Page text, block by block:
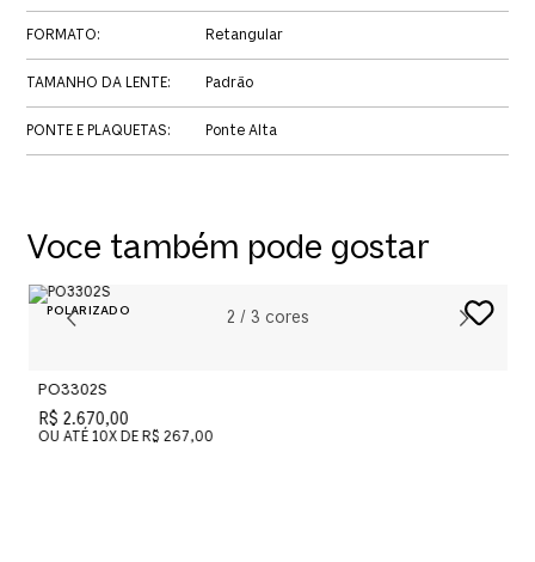
FORMATO: Retangular
TAMANHO DA LENTE: Padrão
PONTE E PLAQUETAS: Ponte Alta
Voce também pode gostar
2 / 3 cores
PO3302S
R$ 2.670,00
OU ATÉ 10X DE R$ 267,00